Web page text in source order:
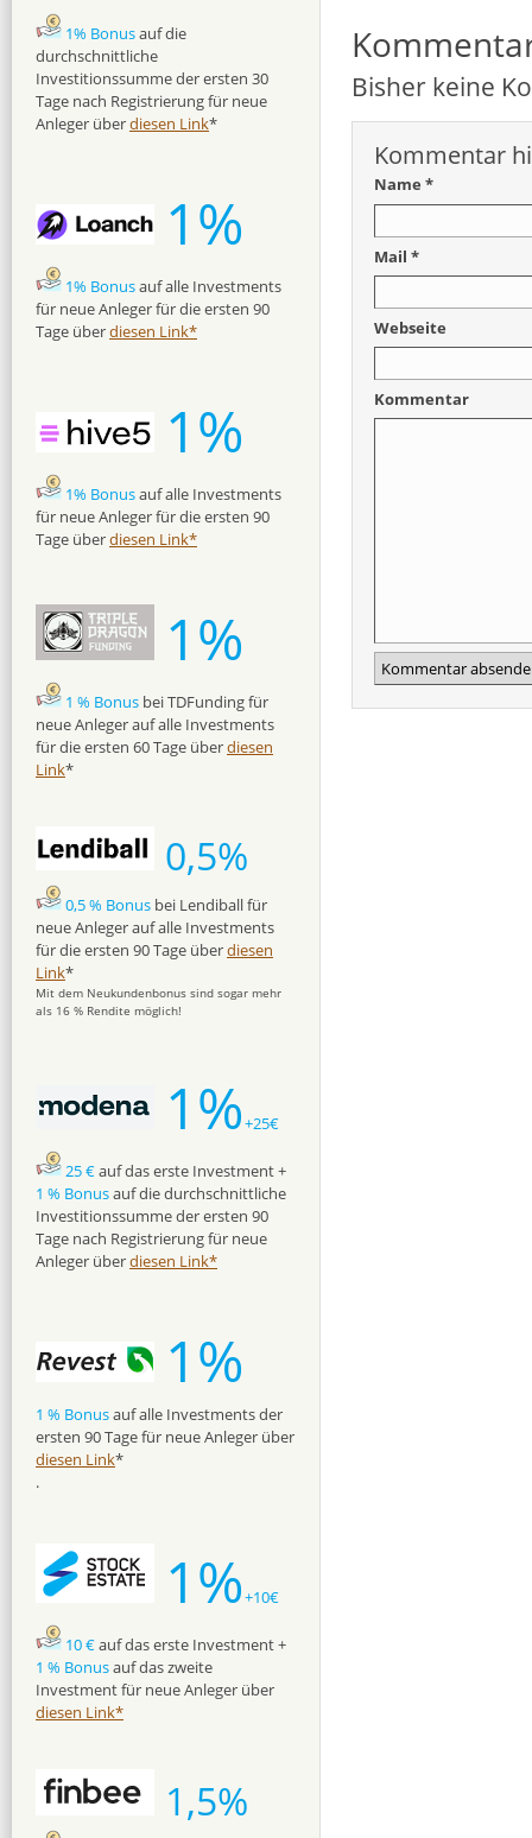
Bisher keine
Kommentar
Name *
Mail *
Webseite
Kommentar
1% Bonusauf die
durchschnittliche
Investitionssumme der ersten 30
Tage nach Registrierung für neue
Anleger überdiesen Link*
1%
1% Bonusauf alle Investments
für neue Anleger für die ersten 90
Tage überdiesen Link*
1%
1% Bonusauf alle Investments
für neue Anleger für die ersten 90
Tage überdiesen Link*
1%
1 % Bonus bei TDFunding für
neue Anleger auf alle Investments
für die ersten 60 Tage überdiesen
Link*
0,5%
0,5 % Bonus bei Lendiball für
neue Anleger auf alle Investments
für die ersten 90 Tage überdiesen
Link*
Mit dem Neukundenbonus sind sogar mehr
als 16 % Rendite möglich!
1%+25€
25 €auf das erste Investment +
1 % Bonusauf die durchschnittliche
Investitionssumme der ersten 90
Tage nach Registrierung für neue
Anleger überdiesen Link*
1%
1 % Bonusauf alle Investments der
ersten 90 Tage für neue Anleger über
diesen Link*
.
1%+10€
10 €auf das erste Investment +
1 % Bonusauf das zweite
Investment für neue Anleger über
diesen Link*
1,5%